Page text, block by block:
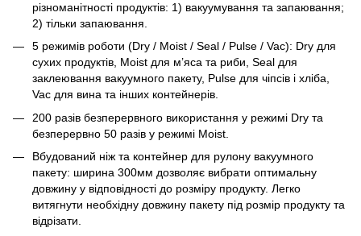
різноманітності продуктів: 1) вакуумування та запаювання;
2) тільки запаювання.
5 режимів роботи (Dry / Moist / Seal / Pulse / Vac): Dry для
сухих продуктів, Moist для м’яса та риби, Seal для
заклеювання вакуумного пакету, Pulse для чіпсів і хліба,
Vac для вина та інших контейнерів.
200 разів безперервного використання у режимі Dry та
безперервно 50 разів у режимі Moist.
Вбудований ніж та контейнер для рулону вакуумного
пакету: ширина 300мм дозволяє вибрати оптимальну
довжину у відповідності до розміру продукту. Легко
витягнути необхідну довжину пакету під розмір продукту та
відрізати.